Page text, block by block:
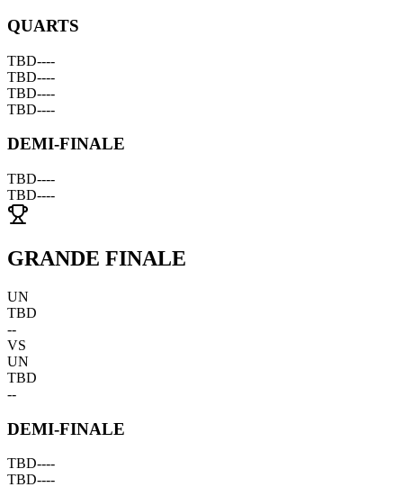
QUARTS
TBD----
TBD----
TBD----
TBD----
DEMI-FINALE
TBD----
TBD----
GRANDE FINALE
UN
TBD
--
VS
UN
TBD
--
DEMI-FINALE
TBD----
TBD----